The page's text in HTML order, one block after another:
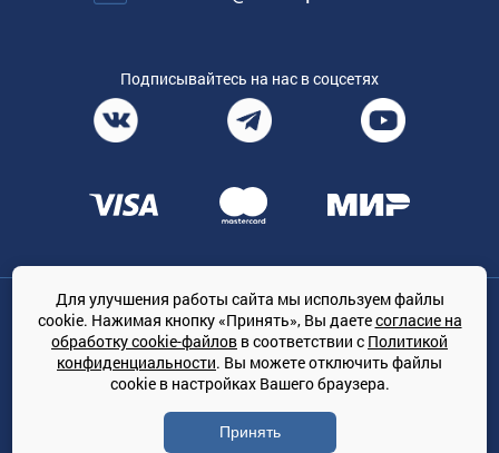
Подписывайтесь на нас в соцсетях
Общество с ограниченной ответственностью «ТРЕЙДКОН», ОГРН:
1167847364079, 197022, г. Санкт-Петербург, проспект Медиков, 7
КЛИМАТПРОФ.ONLINE - оптовая продажа кондиционеров и
климатической техники на территории РФ
© Сайт принадлежит ООО «ТРЕЙДКОН»
Политика конфиденциальности
Для улучшения работы сайта мы используем файлы
cookie. Нажимая кнопку «Принять», Вы даетесогласие на
обработку cookie-файлов в соответствии с Политикой
конфиденциальности. Вы можете отключить файлы
cookie в настройках Вашего браузера.
Принять